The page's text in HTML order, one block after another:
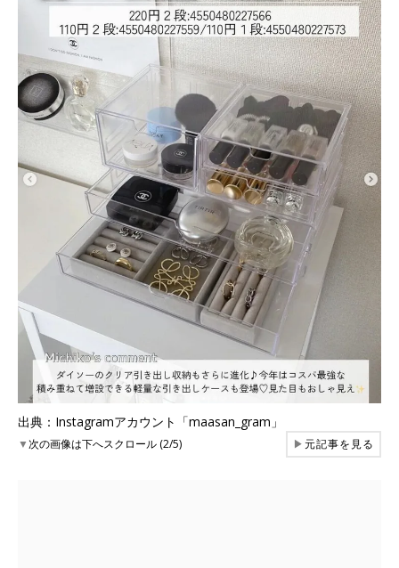
出典：Instagramアカウント「maasan_gram」
▼次の画像は下へスクロール (2/5) ▶元記事を見る